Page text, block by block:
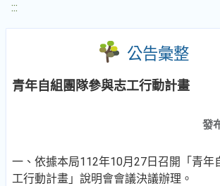
:::
公告彙整
青年自組團隊參與志工行動計畫
發
一、依據本局112年10月27日召開「青年
工行動計畫」說明會會議決議辦理。